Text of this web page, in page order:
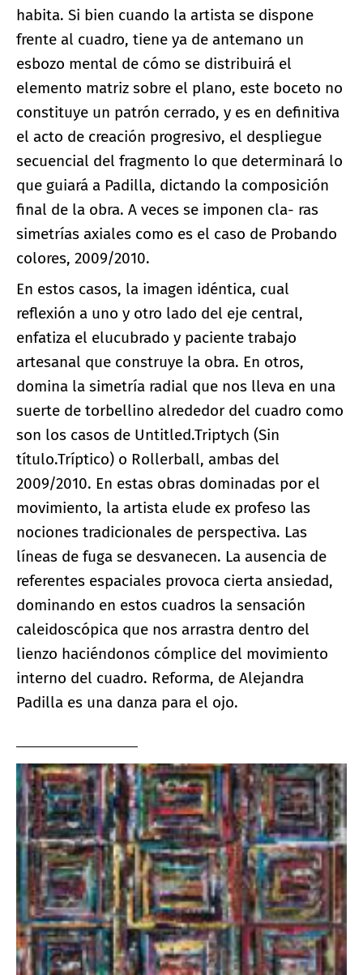
habita. Si bien cuando la artista se dispone
frente al cuadro, tiene ya de antemano un
esbozo mental de cómo se distribuirá el
elemento matriz sobre el plano, este boceto no
constituye un patrón cerrado, y es en definitiva
el acto de creación progresivo, el despliegue
secuencial del fragmento lo que determinará lo
que guiará a Padilla, dictando la composición
final de la obra. A veces se imponen cla- ras
simetrías axiales como es el caso de Probando
colores, 2009/2010.
En estos casos, la imagen idéntica, cual
reflexión a uno y otro lado del eje central,
enfatiza el elucubrado y paciente trabajo
artesanal que construye la obra. En otros,
domina la simetría radial que nos lleva en una
suerte de torbellino alrededor del cuadro como
son los casos de Untitled.Triptych (Sin
título.Tríptico) o Rollerball, ambas del
2009/2010. En estas obras dominadas por el
movimiento, la artista elude ex profeso las
nociones tradicionales de perspectiva. Las
líneas de fuga se desvanecen. La ausencia de
referentes espaciales provoca cierta ansiedad,
dominando en estos cuadros la sensación
caleidoscópica que nos arrastra dentro del
lienzo haciéndonos cómplice del movimiento
interno del cuadro. Reforma, de Alejandra
Padilla es una danza para el ojo.